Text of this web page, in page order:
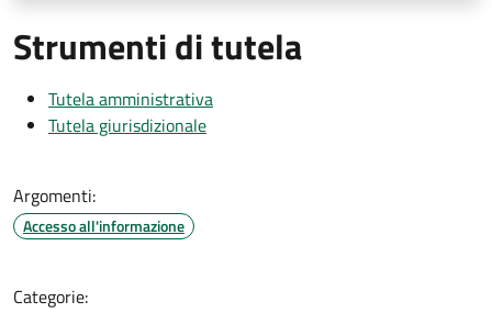
Strumenti di tutela
Tutela amministrativa
Tutela giurisdizionale
Argomenti:
Accesso all'informazione
Categorie: